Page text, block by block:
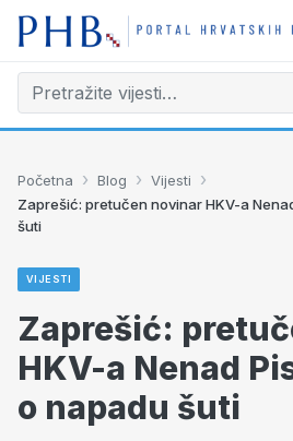
Početna › Blog › Vijesti ›
Zaprešić: pretučen novinar HKV-a
šuti
VIJESTI
Zaprešić:
HKV-a Nenad
o napadu šuti